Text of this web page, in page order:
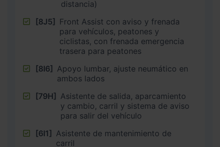
distancia)
[8J5] Front Assist con aviso y frenada
para vehículos, peatones y
ciclistas, con frenada emergencia
trasera para peatones
[8I6] Apoyo lumbar, ajuste neumático en
ambos lados
[79H] Asistente de salida, aparcamiento
y cambio, carril y sistema de aviso
para salir del vehículo
[6I1] Asistente de mantenimiento de
carril